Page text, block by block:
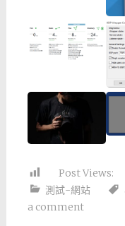
Post Views:
測試-網站
a comment